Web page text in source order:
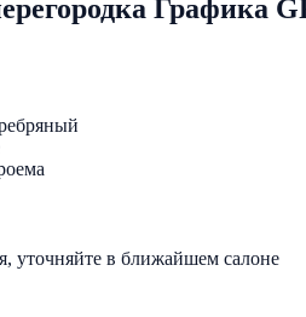
Графика
уточняйте в ближайшем салоне